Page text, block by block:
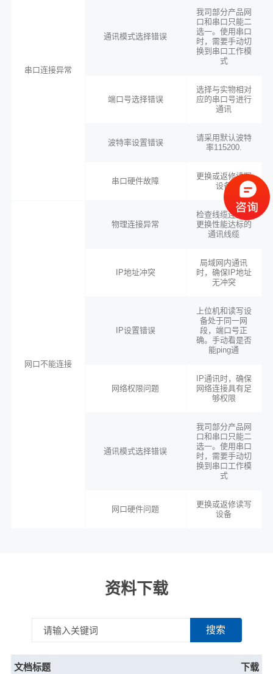
串口连接异常
通讯模式选择错误
我司部分产品网
口和串口只能二
选一。使用串口
时，需要手动切
换到串口工作模
式
端口号选择错误
选择与实物相对
应的串口号进行
通讯
波特率设置错误
请采用默认波特
率115200.
串口硬件故障
更换或返修读写
设备
网口不能连接
物理连接异常
检查线缆连接。
更换性能达标的
通讯线缆
IP地址冲突
局域网内通讯
时，确保IP地址
无冲突
IP设置错误
上位机和读写设
备处于同一网
段，端口号正
确。手动看是否
能ping通
网络权限问题
IP通讯时，确保
网络连接具有足
够权限
通讯模式选择错误
我司部分产品网
口和串口只能二
选一。使用串口
时，需要手动切
换到串口工作模
式
网口硬件问题
更换或返修读写
设备
资料下载
搜索
文档标题 下载